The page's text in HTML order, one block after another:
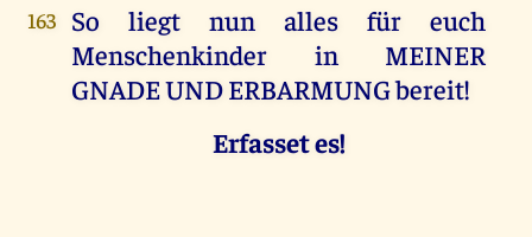
163
So liegt nun alles für euch
Menschenkinder in MEINER
GNADE UND ERBARMUNG bereit!
Erfasset es!